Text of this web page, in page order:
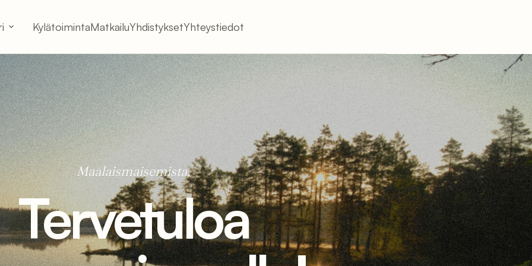
KylätoimintaMatkailuYhdistyksetYhteystiedot
Maalaismaisemista,
Tervetuloa